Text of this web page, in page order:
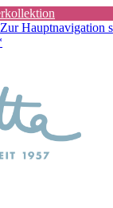
Zur Hauptnavigation